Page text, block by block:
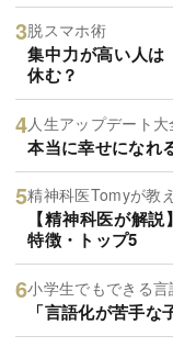
脱スマホ術
集中力が高い人は
休む？
人生アップデート大
本当に幸せになれ
精神科医Tomyが教
【精神科医が解
特徴・トップ5
小学生でもできる言
「言語化が苦手